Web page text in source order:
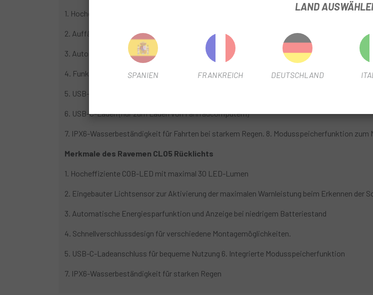
1. Hocheffiziente COB-LED mit maximal 300 Lumen
2. Auffälliges Warnblinken für die Fahrt am Tag und mehrere Helligkeitsstufen für verschiedene
3. Automatischer Ein-/Aus-Modus für freihändigen Betrieb
4. Funktioniert mit Garmin / Wahoo -Computern und Garmin / Wahoo -Halterungen (außer der
5. USB-C-Ladeanschluss zum einfachen Aufladen der Leuchte.
6. USB-C-Laden (nur zum Laden von Fahrradcomputern)
7. IPX6-Wasserbeständigkeit für Fahrten bei starkem Regen. 8. Modusspeicherfunktion zum
Merkmale des Ravemen CL05 Rücklichts
1. Hocheffiziente COB-LED mit maximal 30 LED-Lumen
2. Eingebauter Lichtsensor zur Aktivierung der maximalen Warnleistung beim Erkennen der
3. Automatische Energiesparfunktion und Anzeige bei niedrigem Batteriestand
4. Schnellverschlussdesign für verschiedene Montagemöglichkeiten.
5. USB-C-Ladeanschluss für bequeme Nutzung 6. Integrierte Modusspeicherfunktion
7. IPX6-Wasserbeständigkeit für starken Regen
LAND
SPANIEN FRANKREICH DEUTSCHLAND